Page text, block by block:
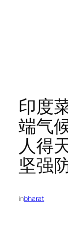
印度
端气
人得
坚强
inbharat